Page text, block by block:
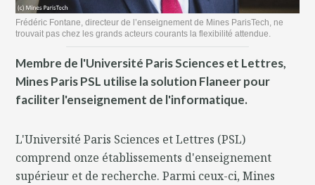
Frédéric Fontane, directeur de l’enseignement de Mines ParisTech, ne
trouvait pas chez les grands acteurs courants la flexibilité attendue.
Membre de l'Université Paris Sciences et Lettres,
Mines Paris PSL utilise la solution Flaneer pour
faciliter l'enseignement de l'informatique.
L'Université Paris Sciences et Lettres (PSL)
comprend onze établissements d'enseignement
supérieur et de recherche. Parmi ceux-ci, Mines